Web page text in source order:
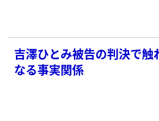
吉澤ひとみ被告の判決で触
なる事実関係